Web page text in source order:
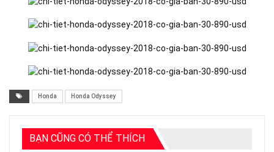
Honda Honda Odyssey
BẠN CŨNG CÓ THỂ THÍCH